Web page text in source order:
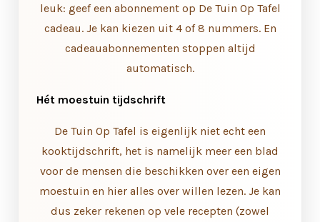
leuk: geef een abonnement op De Tuin Op Tafel
cadeau. Je kan kiezen uit 4 of 8 nummers. En
cadeauabonnementen stoppen altijd
automatisch.
Hét moestuin tijdschrift
De Tuin Op Tafel is eigenlijk niet echt een
kooktijdschrift, het is namelijk meer een blad
voor de mensen die beschikken over een eigen
moestuin en hier alles over willen lezen. Je kan
dus zeker rekenen op vele recepten (zowel